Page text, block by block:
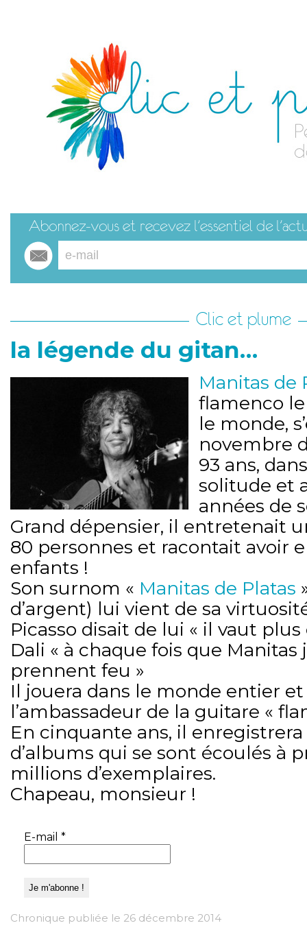
Clic et plume
la légende du gitan…
Manitas de
flamenco
le monde,
novembre
93 ans,
solitude et
années de
Grand dépensier, il entretenait
80 personnes et racontait avoir
enfants !
Son surnom « Manitas de Platas
d’argent) lui vient de sa
Picasso disait de lui « il vaut
Dali « à chaque fois que
prennent feu »
Il jouera dans le monde entier
l’ambassadeur de la guitare «
En cinquante ans, il enregistrera
d’albums qui se sont écoulés à
millions d’exemplaires.
Chapeau, monsieur !
E-mail *
Chronique publiée le 26 décembre 2014